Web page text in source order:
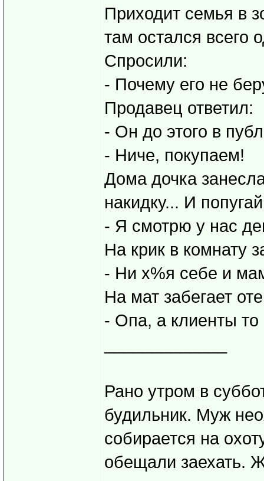
Приходит семья в
там остался всего
Спросили:
- Почему его не
Продавец ответил:
- Он до этого в
- Ниче, покупаем!
Дома дочка
накидку... И
- Я смотрю у нас
На крик в комнату
- Ни х%я себе и
На мат забегает
- Опа, а клиенты то
Рано утром в
будильник. Муж
собирается на
обещали заехать.